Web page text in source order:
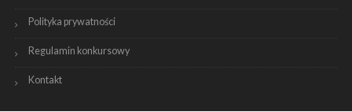
Polityka prywatności
Regulamin konkursowy
Kontakt